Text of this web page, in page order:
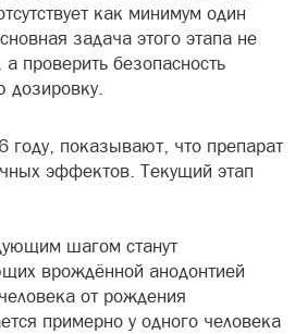
как минимум один
задача этого этапа не
проверить безопасность
дозировку.
показывают, что препарат
эффектов. Текущий этап
шагом станут
врождённой анодонтией
от рождения
примерно у одного человека